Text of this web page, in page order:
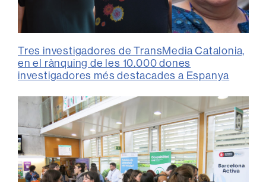
Tres investigadores de TransMedia Catalonia,
en el rànquing de les 10.000 dones
investigadores més destacades a Espanya